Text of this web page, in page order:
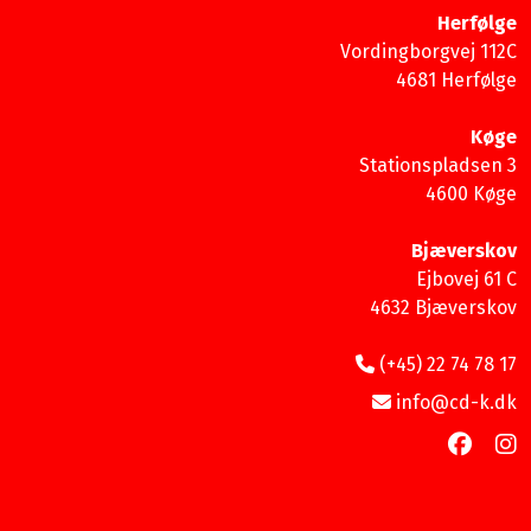
Herfølge
Vordingborgvej 112C
4681 Herfølge
Køge
Stationspladsen 3
4600 Køge
Bjæverskov
Ejbovej 61 C
4632 Bjæverskov
(+45) 22 74 78 17
info@cd-k.dk